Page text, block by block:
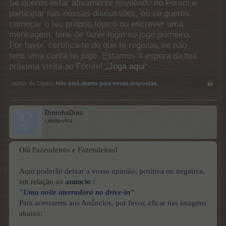
Se queres estar ativamente envolvido no Fórum e
participar nas nossas discussões, ou se queres
começar o teu próprio tópico ou escrever uma
mensagem, tens de fazer login no jogo primeiro.
Por favor, certifica-te de que te registas se não
tens uma conta no jogo. Estamos à espera da tua
próxima visita ao Fórum! „Joga aqui“
Status do Tópico: Não está aberto para novas respostas.
DininhaDias
Lenda-viva
Olá Fazendeiros e Fazendeiras!
Aqui poderão deixar a vossa opinião, positiva ou negativa,
em relação ao anúncio :
"Uma noite aterradora no drive-in"
Para acessarem aos Anúncios, por favor, clicar nas imagens
abaixo: